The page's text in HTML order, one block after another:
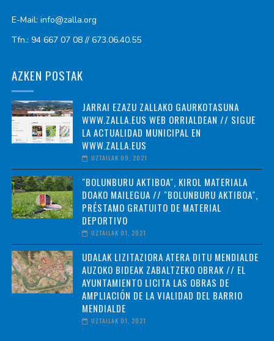
E-Mail: info@zalla.org
Tfn.: 94 667 07 08 // 673.06.40.55
AZKEN POSTAK
JARRAI EZAZU ZALLAKO GAURKOTASUNA
WWW.ZALLA.EUS WEB ORRIALDEAN // SIGUE
LA ACTUALIDAD MUNICIPAL EN
WWW.ZALLA.EUS
UZTAILAK 09, 2021
"BOLUNBURU AKTIBOA", KIROL MATERIALA
DOAKO MAILEGUA // "BOLUNBURU AKTIBOA",
PRÉSTAMO GRATUITO DE MATERIAL
DEPORTIVO
UZTAILAK 01, 2021
UDALAK LIZITAZIORA ATERA DITU MENDIALDE
AUZOKO BIDEAK ZABALTZEKO OBRAK // EL
AYUNTAMIENTO LICITA LAS OBRAS DE
AMPLIACIÓN DE LA VIALIDAD DEL BARRIO
MENDIALDE
UZTAILAK 01, 2021